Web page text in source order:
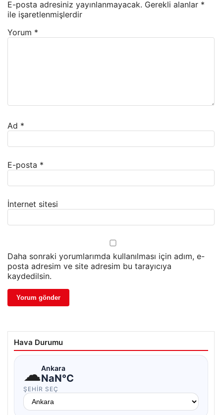
E-posta adresiniz yayınlanmayacak. Gerekli alanlar *
ile işaretlenmişlerdir
Yorum *
Ad *
E-posta *
İnternet sitesi
Daha sonraki yorumlarımda kullanılması için adım, e-
posta adresim ve site adresim bu tarayıcıya
kaydedilsin.
Hava Durumu
☁Ankara
NaN°C
ŞEHIR SEÇ